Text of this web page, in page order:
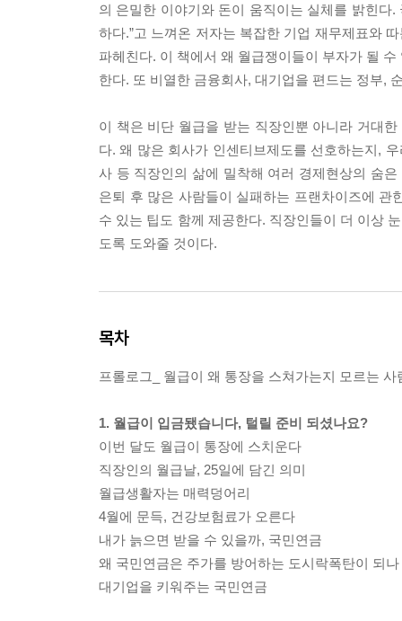
의 은밀한 이야기와 돈이 움직이는 실체를 밝힌다
하다.”고 느껴온 저자는 복잡한 기업 재무제표와
파헤친다. 이 책에서 왜 월급쟁이들이 부자가 될
한다. 또 비열한 금융회사, 대기업을 편드는 정부,
이 책은 비단 월급을 받는 직장인뿐 아니라 거대
다. 왜 많은 회사가 인센티브제도를 선호하는지,
사 등 직장인의 삶에 밀착해 여러 경제현상의 숨
은퇴 후 많은 사람들이 실패하는 프랜차이즈에
수 있는 팁도 함께 제공한다. 직장인들이 더 이상
도록 도와줄 것이다.
목차
프롤로그_ 월급이 왜 통장을 스쳐가는지 모르는
1. 월급이 입금됐습니다, 털릴 준비 되셨나요?
이번 달도 월급이 통장에 스치운다
직장인의 월급날, 25일에 담긴 의미
월급생활자는 매력덩어리
4월에 문득, 건강보험료가 오른다
내가 늙으면 받을 수 있을까, 국민연금
왜 국민연금은 주가를 방어하는 도시락폭탄이 되나
대기업을 키워주는 국민연금